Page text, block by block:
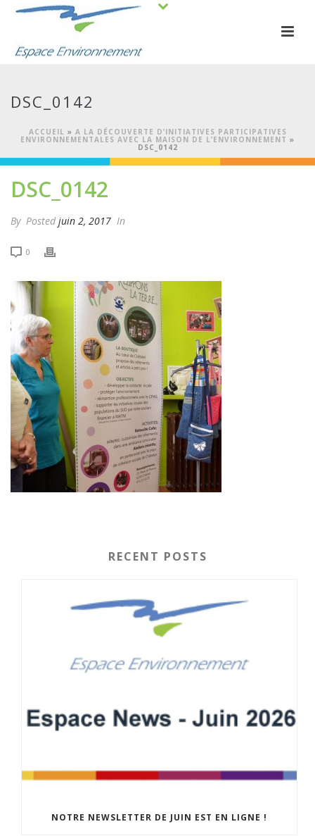
DSC_0142
ACCUEIL » A LA DÉCOUVERTE D’INITIATIVES PARTICIPATIVES
ENVIRONNEMENTALES AVEC LA MAISON DE L’ENVIRONNEMENT »
DSC_0142
DSC_0142
By Posted juin 2, 2017 In
0
RECENT POSTS
NOTRE NEWSLETTER DE JUIN EST EN LIGNE !